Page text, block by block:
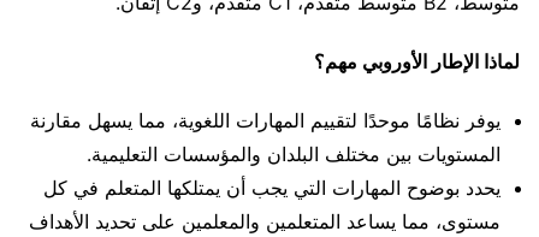
لماذا الإطار الأوروبي مهم؟
يوفر نظامًا موحدًا لتقييم المهارات اللغوية، مما يسهل مقارنة
المستويات بين مختلف البلدان والمؤسسات التعليمية.
يحدد بوضوح المهارات التي يجب أن يمتلكها المتعلم في كل
مستوى، مما يساعد المتعلمين والمعلمين على تحديد الأهداف